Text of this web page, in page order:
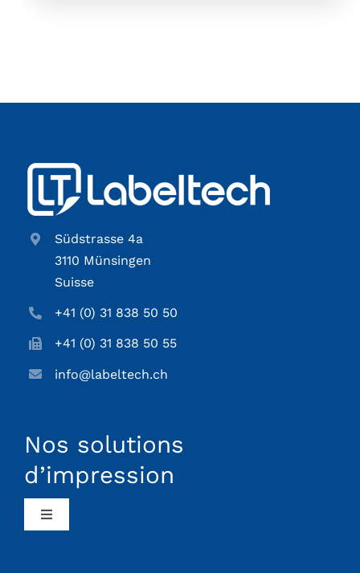
Südstrasse 4a
3110 Münsingen
Suisse
+41 (0) 31 838 50 50
+41 (0) 31 838 50 55
info@labeltech.ch
Nos solutions
d’impression
Toggle